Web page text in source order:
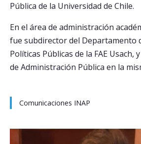
Pública de la Universidad de Chile.
En el área de administración
fue subdirector del Departamento
Políticas Públicas de la FAE Usach,
de Administración Pública en la
Comunicaciones INAP